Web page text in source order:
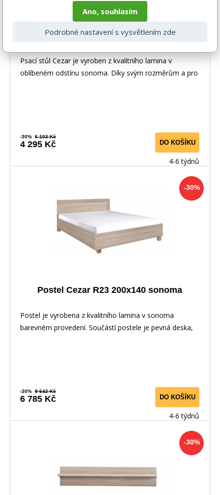
Psací stůl CEZAR R17B, Dub sonoma
Psací stůl Cezar je vyroben z kvalitního lamina v
oblíbeném odstínu sonoma. Díky svým rozměrům a pro
-30% 6 103 Kč
4 295 Kč DO KOŠÍKU
4-6 týdnů
-30%
Postel Cezar R23 200x140 sonoma
Postel je vyrobena z kvalitního lamina v sonoma
barevném provedení. Součástí postele je pevná deska,
-30% 9 642 Kč
6 785 Kč DO KOŠÍKU
4-6 týdnů
-30%
Ano, souhlasím
Podrobné nastavení s vysvětlením zde